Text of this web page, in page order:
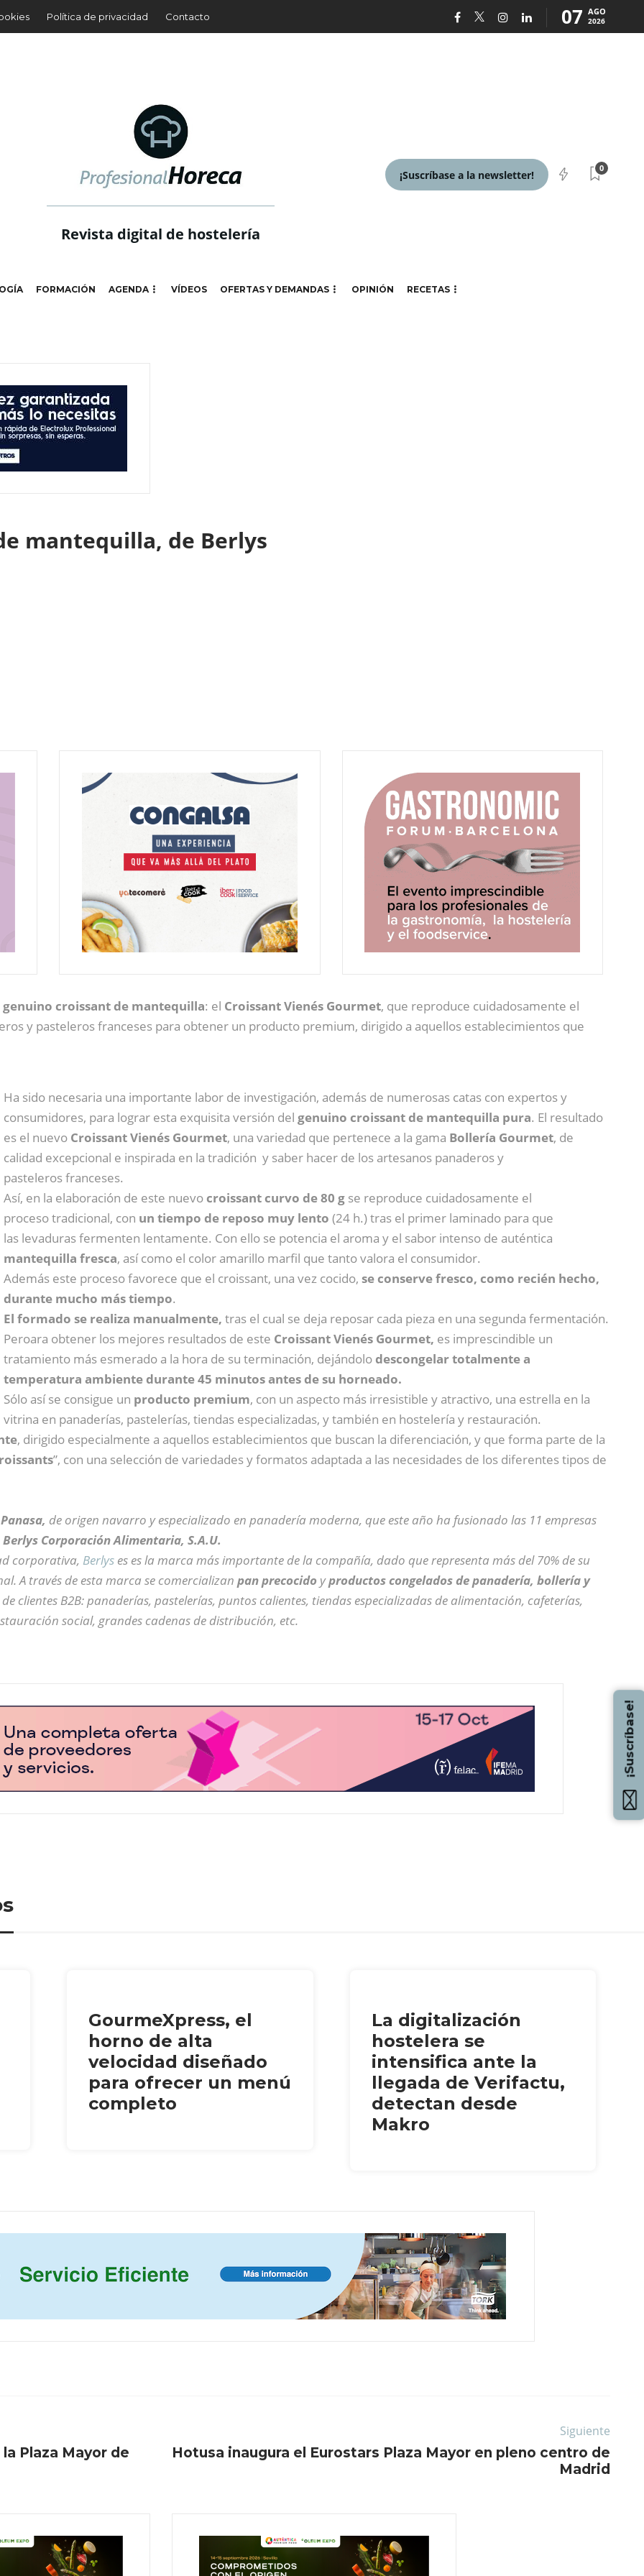
Política de privacidad Contacto 07 AGO
2026
Revista digital de hostelería
¡Suscríbase a la newsletter!
0
FORMACIÓN AGENDA VÍDEOS OFERTAS Y DEMANDAS OPINIÓN RECETAS
mantequilla, de Berlys
genuino croissant de mantequilla: el Croissant Vienés Gourmet, que reproduce cuidadosamente el
y pasteleros franceses para obtener un producto premium, dirigido a aquellos establecimientos que
Ha sido necesaria una importante labor de investigación, además de numerosas catas con expertos y
consumidores, para lograr esta exquisita versión del genuino croissant de mantequilla pura. El resultado
es el nuevo Croissant Vienés Gourmet, una variedad que pertenece a la gama Bollería Gourmet, de
calidad excepcional e inspirada en la tradición y saber hacer de los artesanos panaderos y
pasteleros franceses.
Así, en la elaboración de este nuevocroissant curvo de 80 g se reproduce cuidadosamente el
proceso tradicional, con un tiempo de reposo muy lento (24 h.) tras el primer laminado para que
las levaduras fermenten lentamente. Con ello se potencia el aroma y el sabor intenso de auténtica
mantequilla fresca, así como el color amarillo marfil que tanto valora el consumidor.
Además este proceso favorece que el croissant, una vez cocido, se conserve fresco, como recién hecho,
durante mucho más tiempo.
El formado se realiza manualmente, tras el cual se deja reposar cada pieza en una segunda fermentación.
Peroara obtener los mejores resultados de este Croissant Vienés Gourmet, es imprescindible un
tratamiento más esmerado a la hora de su terminación, dejándolo descongelar totalmente a
temperatura ambiente durante 45 minutos antes de su horneado.
Sólo así se consigue un producto premium, con un aspecto más irresistible y atractivo, una estrella en la
vitrina en panaderías, pastelerías, tiendas especializadas, y también en hostelería y restauración.
, dirigido especialmente a aquellos establecimientos que buscan la diferenciación, y que forma parte de la
”, con una selección de variedades y formatos adaptada a las necesidades de los diferentes tipos de
de origen navarro y especializado en panadería moderna, que este año ha fusionado las 11 empresas
Berlys Corporación Alimentaria, S.A.U.
corporativa, Berlys es es la marca más importante de la compañía, dado que representa más del 70% de su
A través de esta marca se comercializan pan precocido yproductos congelados de panadería, bollería y
clientes B2B: panaderías, pastelerías, puntos calientes, tiendas especializadas de alimentación, cafeterías,
social, grandes cadenas de distribución, etc.
GourmeXpress, el
horno de alta
velocidad diseñado
para ofrecer un menú
completo
La digitalización
hostelera se
intensifica ante la
llegada de Verifactu,
detectan desde
Makro
Plaza Mayor de
Siguiente
Hotusa inaugura el Eurostars Plaza Mayor en pleno centro de
Madrid
¡Suscríbase!